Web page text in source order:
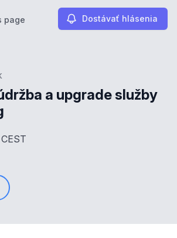
page Dostávať hlásenia
a upgrade služby